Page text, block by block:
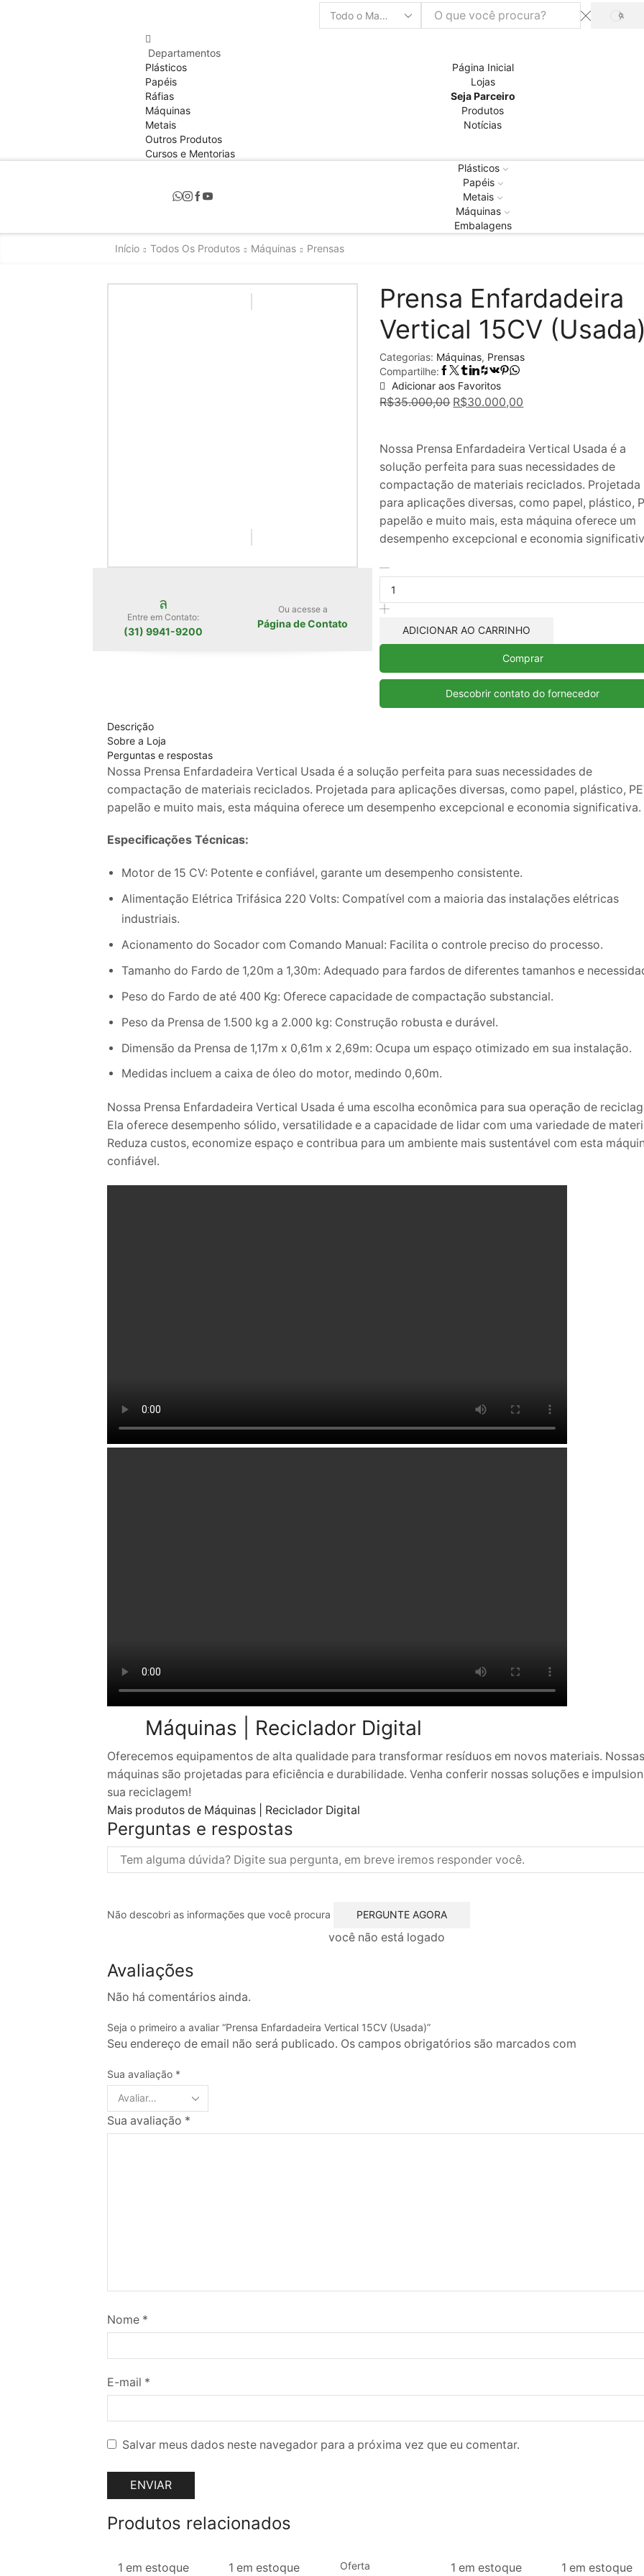
Entrada
Departamentos
Plásticos
Papéis
Ráfias
Máquinas
Metais
Outros Produtos
Cursos e Mentorias
Página Inicial
Lojas
Seja Parceiro
Produtos
Notícias
Plásticos
Papéis
Metais
Máquinas
Embalagens
Início
Todos Os Produtos Máquinas Prensas
Entre em Contato:
(31) 9941-9200
Ou acesse a
Página de Contato
Prensa Enfardadeira
Vertical 15CV
Categorias: Máquinas, Prensas
Compartilhe:
Adicionar aos Favoritos
R$35.000,00 O
era:
R$35.000,00.
R$30.000,00
é:
R$30.000,00.
Nossa Prensa Enfardadeira Vertical Usada é a
solução perfeita para suas necessidades de
compactação de materiais reciclados. Projetada
para aplicações diversas, como papel, plástico,
papelão e muito mais, esta máquina oferece um
desempenho excepcional e economia
Prensa
Vertical
15CV
(Usada)
ADICIONAR AO CARRINHO
Comprar
Descobrir contato do fornecedor
Descrição
Sobre a Loja
Perguntas e respostas
Nossa Prensa Enfardadeira Vertical Usada é a solução perfeita para suas necessidades de
compactação de materiais reciclados. Projetada para aplicações diversas, como papel, plástico,
papelão e muito mais, esta máquina oferece um desempenho excepcional e economia significativa.
Especificações Técnicas:
Motor de 15 CV: Potente e confiável, garante um desempenho consistente.
Alimentação Elétrica Trifásica 220 Volts: Compatível com a maioria das instalações elétricas
industriais.
Acionamento do Socador com Comando Manual: Facilita o controle preciso do processo.
Tamanho do Fardo de 1,20m a 1,30m: Adequado para fardos de diferentes tamanhos e
Peso do Fardo de até 400 Kg: Oferece capacidade de compactação substancial.
Peso da Prensa de 1.500 kg a 2.000 kg: Construção robusta e durável.
Dimensão da Prensa de 1,17m x 0,61m x 2,69m: Ocupa um espaço otimizado em sua instalação.
Medidas incluem a caixa de óleo do motor, medindo 0,60m.
Nossa Prensa Enfardadeira Vertical Usada é uma escolha econômica para sua operação de
Ela oferece desempenho sólido, versatilidade e a capacidade de lidar com uma variedade de
Reduza custos, economize espaço e contribua para um ambiente mais sustentável com esta
confiável.
Máquinas | Reciclador Digital
Oferecemos equipamentos de alta qualidade para transformar resíduos em novos materiais.
máquinas são projetadas para eficiência e durabilidade. Venha conferir nossas soluções e
sua reciclagem!
Mais produtos de Máquinas | Reciclador Digital
Perguntas e respostas
Não descobri as informações que você procura PERGUNTE AGORA
você não está logado
Avaliações
Não há comentários ainda.
Seja o primeiro a avaliar “Prensa Enfardadeira Vertical 15CV (Usada)”
Seu endereço de email não será publicado. Os campos obrigatórios são marcados com
Sua avaliação *
Sua avaliação *
Nome *
E-mail *
Salvar meus dados neste navegador para a próxima vez que eu comentar.
Produtos relacionados
1 em estoque 1 em estoque Oferta 1 em estoque 1 em estoque